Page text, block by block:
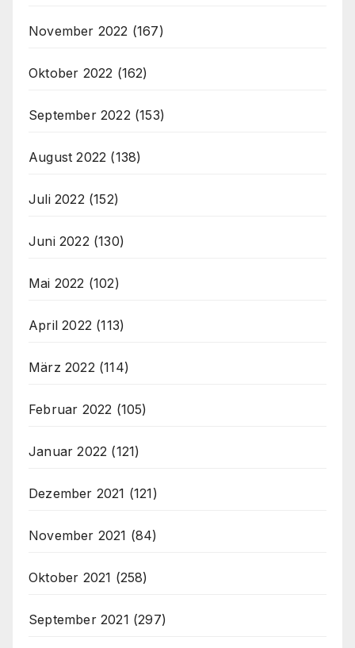
November 2022 (167)
Oktober 2022 (162)
September 2022 (153)
August 2022 (138)
Juli 2022 (152)
Juni 2022 (130)
Mai 2022 (102)
April 2022 (113)
März 2022 (114)
Februar 2022 (105)
Januar 2022 (121)
Dezember 2021 (121)
November 2021 (84)
Oktober 2021 (258)
September 2021 (297)